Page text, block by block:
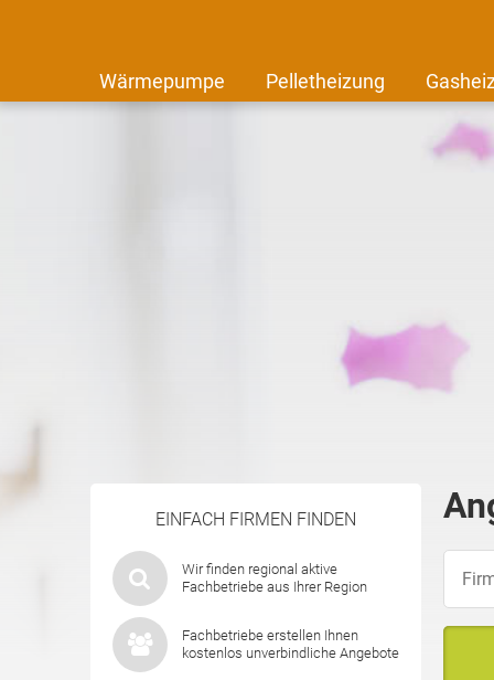
Wärmepumpe Pelletheizung
EINFACH FIRMEN FINDEN
Wir finden regional aktive
Fachbetriebe aus Ihrer Region
Fachbetriebe erstellen Ihnen
kostenlos unverbindliche Angebote